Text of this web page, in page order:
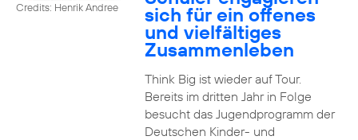
Credits: Henrik Andree sich für ein offenes
und vielfältiges
Zusammenleben
Think Big ist wieder auf Tour.
Bereits im dritten Jahr in Folge
besucht das Jugendprogramm der
Deutschen Kinder- und